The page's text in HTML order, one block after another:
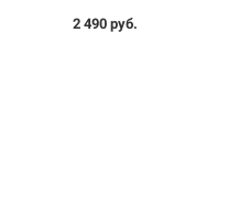
2 490 руб.